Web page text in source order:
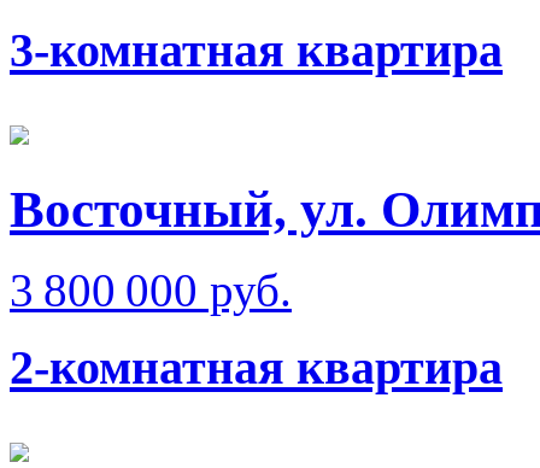
3-комнатная квартира
Восточный, ул.
3 800 000 руб.
2-комнатная квартира